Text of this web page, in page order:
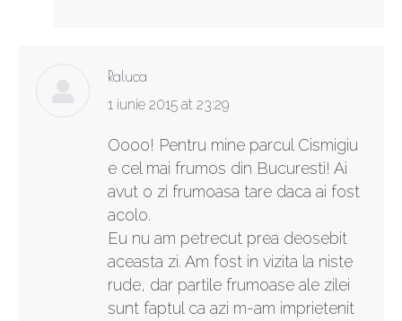
Raluca
says:
1 iunie 2015 at 23:29
Oooo! Pentru mine parcul Cismigiu
e cel mai frumos din Bucuresti! Ai
avut o zi frumoasa tare daca ai fost
acolo.
Eu nu am petrecut prea deosebit
aceasta zi. Am fost in vizita la niste
rude, dar partile frumoase ale zilei
sunt faptul ca azi m-am imprietenit